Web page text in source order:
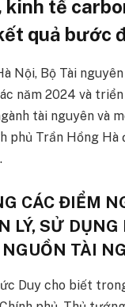
kinh tế
quả bước
Nội, Bộ Tài
năm 2024 và triển
tài nguyên và
phủ Trần Hồng Hà
CÁC ĐIỂM
LÝ, SỬ DỤNG
TÀI
Duy cho biết